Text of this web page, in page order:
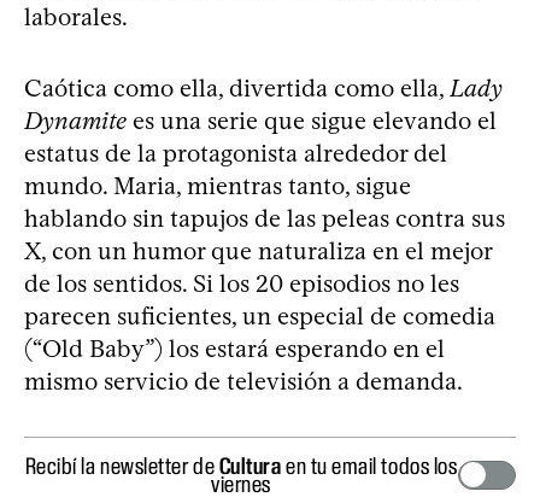
laborales.
Caótica como ella, divertida como ella, Lady
Dynamite es una serie que sigue elevando el
estatus de la protagonista alrededor del
mundo. Maria, mientras tanto, sigue
hablando sin tapujos de las peleas contra sus
X, con un humor que naturaliza en el mejor
de los sentidos. Si los 20 episodios no les
parecen suficientes, un especial de comedia
(“Old Baby”) los estará esperando en el
mismo servicio de televisión a demanda.
Recibí la newsletter deCulturaen tu email todos los
viernes